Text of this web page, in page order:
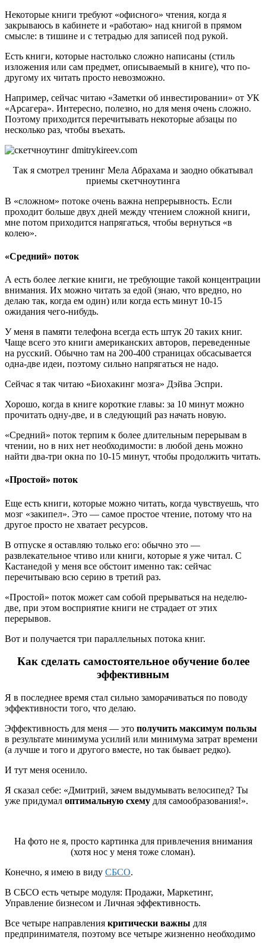
Некоторые книги требуют «офисного» чтения, когда я
закрываюсь в кабинете и «работаю» над книгой в прямом
смысле: в тишине и с тетрадью для записей под рукой.
Есть книги, которые настолько сложно написаны (стиль
изложения или сам предмет, описываемый в книге), что по-
другому их читать просто невозможно.
Например, сейчас читаю «Заметки об инвестировании» от УК
«Арсагера». Интересно, полезно, но для меня очень сложно.
Поэтому приходится перечитывать некоторые абзацы по
несколько раз, чтобы въехать.
Так я смотрел тренинг Мела Абрахама и заодно обкатывал
приемы скетчноутинга
В «сложном» потоке очень важна непрерывность. Если
проходит больше двух дней между чтением сложной книги,
мне потом приходится напрягаться, чтобы вернуться «в
колею».
«Средний» поток
А есть более легкие книги, не требующие такой концентрации
внимания. Их можно читать за едой (знаю, что вредно, но
делаю так, когда ем один) или когда есть минут 10-15
ожидания чего-нибудь.
У меня в памяти телефона всегда есть штук 20 таких книг.
Чаще всего это книги американских авторов, переведенные
на русский. Обычно там на 200-400 страницах обсасывается
одна-две идеи, поэтому сильно напрягаться не надо.
Сейчас я так читаю «Биохакинг мозга» Дэйва Эспри.
Хорошо, когда в книге короткие главы: за 10 минут можно
прочитать одну-две, и в следующий раз начать новую.
«Средний» поток терпим к более длительным перерывам в
чтении, но в них нет необходимости: в любой день можно
найти два-три окна по 10-15 минут, чтобы продолжить читать.
«Простой» поток
Еще есть книги, которые можно читать, когда чувствуешь, что
мозг «закипел». Это — самое простое чтение, потому что на
другое просто не хватает ресурсов.
В отпуске я оставляю только его: обычно это —
развлекательное чтиво или книги, которые я уже читал. С
Кастанедой у меня все обстоит именно так: сейчас
перечитываю всю серию в третий раз.
«Простой» поток может сам собой прерываться на неделю-
две, при этом восприятие книги не страдает от этих
перерывов.
Вот и получается три параллельных потока книг.
Как сделать самостоятельное обучение более
эффективным
Я в последнее время стал сильно заморачиваться по поводу
эффективности того, что делаю.
Эффективность для меня — это получить максимум пользы
в результате минимума усилий или минимума затрат времени
(а лучше и того и другого вместе, но так бывает редко).
И тут меня осенило.
Я сказал себе: «Дмитрий, зачем выдумывать велосипед? Ты
уже придумал оптимальную схему для самообразования!».
На фото не я, просто картинка для привлечения внимания
(хотя нос у меня тоже сломан).
Конечно, я имею в виду СБСО.
В СБСО есть четыре модуля: Продажи, Маркетинг,
Управление бизнесом и Личная эффективность.
Все четыре направления критически важны для
предпринимателя, поэтому все четыре жизненно необходимо